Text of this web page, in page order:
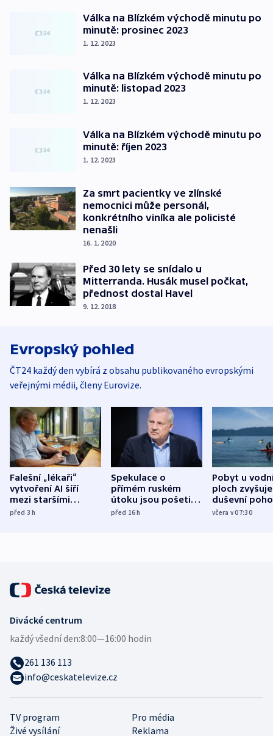
Válka na Blízkém východě minutu po
minutě: prosinec 2023
1. 12. 2023
Válka na Blízkém východě minutu po
minutě: listopad 2023
1. 12. 2023
Válka na Blízkém východě minutu po
minutě: říjen 2023
1. 12. 2023
Za smrt pacientky ve zlínské
nemocnici může personál,
konkrétního viníka ale policisté
nenašli
16. 1. 2020
Před 30 lety se snídalo u
Mitterranda. Husák musel počkat,
přednost dostal Havel
9. 12. 2018
Evropský pohled
ČT24 každý den vybírá z obsahu publikovaného evropskými
veřejnými médii, členy Eurovize.
Falešní „lékaři“
vytvoření AI šíří
mezi staršími
Poláky nebezpečné
před 3h
Spekulace o
přímém ruském
útoku jsou pošetilé,
míní estonský
před 16h
Pobyt u
ploch zvyšuje
duševní
ukázala
včera v 07:30
TV program
Pro média
Živé vysílání
Reklama
Divácké centrum
každý všední den:8:00—16:00 hodin
261 136 113
info@ceskatelevize.cz